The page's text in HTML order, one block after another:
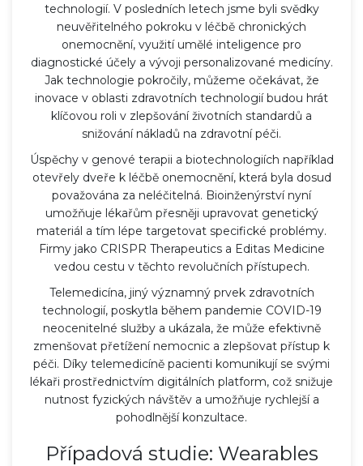
technologií. V posledních letech jsme byli svědky
neuvěřitelného pokroku v léčbě chronických
onemocnění, využití umělé inteligence pro
diagnostické účely a vývoji personalizované medicíny.
Jak technologie pokročily, můžeme očekávat, že
inovace v oblasti zdravotních technologií budou hrát
klíčovou roli v zlepšování životních standardů a
snižování nákladů na zdravotní péči.
Úspěchy v genové terapii a biotechnologiích například
otevřely dveře k léčbě onemocnění, která byla dosud
považována za neléčitelná. Bioinženýrství nyní
umožňuje lékařům přesněji upravovat genetický
materiál a tím lépe targetovat specifické problémy.
Firmy jako CRISPR Therapeutics a Editas Medicine
vedou cestu v těchto revolučních přístupech.
Telemedicína, jiný významný prvek zdravotních
technologií, poskytla během pandemie COVID-19
neocenitelné služby a ukázala, že může efektivně
zmenšovat přetížení nemocnic a zlepšovat přístup k
péči. Díky telemedicíně pacienti komunikují se svými
lékaři prostřednictvím digitálních platform, což snižuje
nutnost fyzických návštěv a umožňuje rychlejší a
pohodlnější konzultace.
Případová studie: Wearables